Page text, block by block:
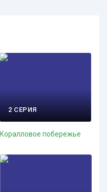
2 СЕРИЯ
Коралловое побережье